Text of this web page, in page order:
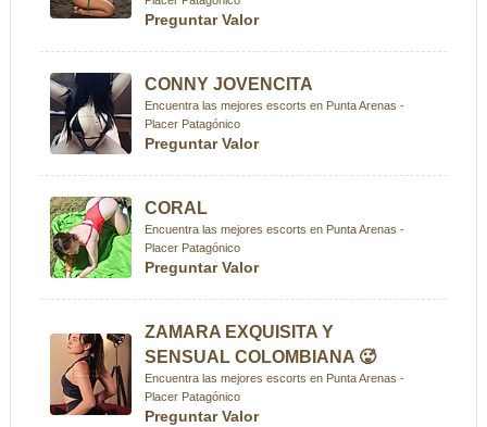
Preguntar Valor
CONNY JOVENCITA
Encuentra las mejores escorts en Punta Arenas -
Placer Patagónico
Preguntar Valor
CORAL
Encuentra las mejores escorts en Punta Arenas -
Placer Patagónico
Preguntar Valor
ZAMARA EXQUISITA Y
SENSUAL COLOMBIANA 🥵
Encuentra las mejores escorts en Punta Arenas -
Placer Patagónico
Preguntar Valor